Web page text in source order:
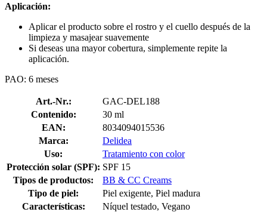
Aplicación:
Aplicar el producto sobre el rostro y el cuello después de la
limpieza y masajear suavemente
Si deseas una mayor cobertura, simplemente repite la
aplicación.
PAO: 6 meses
Art.-Nr.:
GAC-DEL188
Contenido:
30 ml
EAN:
8034094015536
Marca:
Delidea
Uso:
Tratamiento con color
Protección solar (SPF): SPF 15
Tipos de productos:
BB & CC Creams
Tipo de piel:
Piel exigente, Piel madura
Características:
Níquel testado, Vegano